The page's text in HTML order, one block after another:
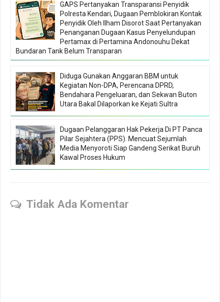
GAPS Pertanyakan Transparansi Penyidik
Polresta Kendari, Dugaan Pemblokiran Kontak
Penyidik Oleh Ilham Disorot Saat Pertanyakan
Penanganan Dugaan Kasus Penyelundupan
Pertamax di Pertamina Andonouhu Dekat
Bundaran Tank Belum Transparan
Diduga Gunakan Anggaran BBM untuk
Kegiatan Non-DPA, Perencana DPRD,
Bendahara Pengeluaran, dan Sekwan Buton
Utara Bakal Dilaporkan ke Kejati Sultra
Dugaan Pelanggaran Hak Pekerja Di PT Panca
Pilar Sejahtera (PPS). Mencuat Sejumlah
Media Menyoroti Siap Gandeng Serikat Buruh
Kawal Proses Hukum
Tidak Ada Komentar